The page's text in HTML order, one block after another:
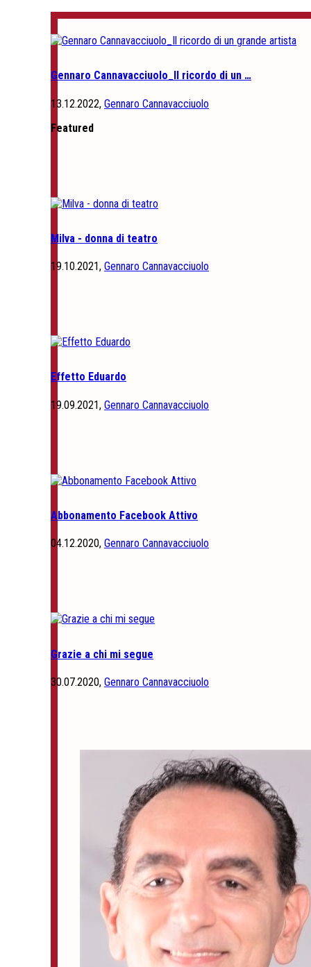
Gennaro Cannavacciuolo_Il ricordo di un …
13.12.2022, Gennaro Cannavacciuolo
Featured
Milva - donna di teatro
19.10.2021, Gennaro Cannavacciuolo
Effetto Eduardo
19.09.2021, Gennaro Cannavacciuolo
Abbonamento Facebook Attivo
04.12.2020, Gennaro Cannavacciuolo
Grazie a chi mi segue
30.07.2020, Gennaro Cannavacciuolo